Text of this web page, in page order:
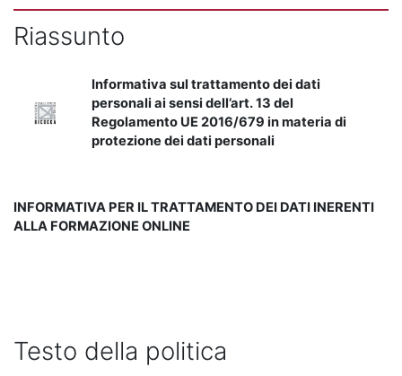
Riassunto
Informativa sul trattamento dei dati
personali ai sensi dell’art. 13 del
Regolamento UE 2016/679 in materia di
protezione dei dati personali
INFORMATIVA PER IL TRATTAMENTO DEI DATI INERENTI
ALLA FORMAZIONE ONLINE
Testo della politica